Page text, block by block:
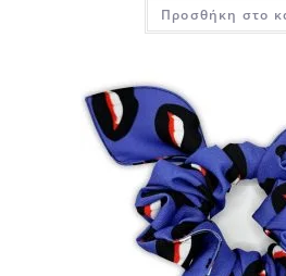
Προσθήκη στο